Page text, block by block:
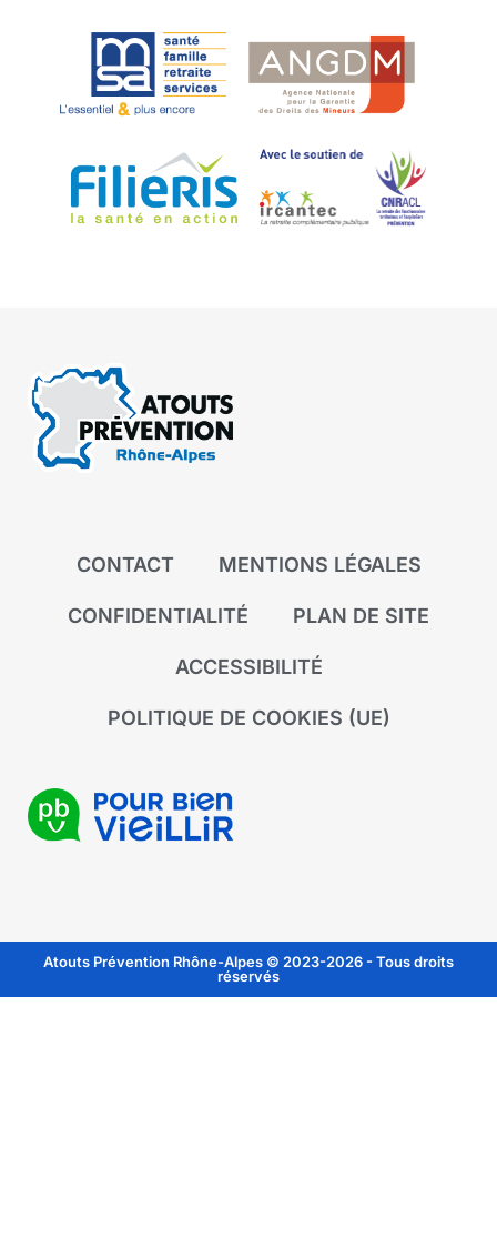
CONTACT MENTIONS LÉGALES
CONFIDENTIALITÉ PLAN DE SITE
ACCESSIBILITÉ
POLITIQUE DE COOKIES (UE)
Atouts Prévention Rhône-Alpes © 2023-2026 - Tous droits
réservés